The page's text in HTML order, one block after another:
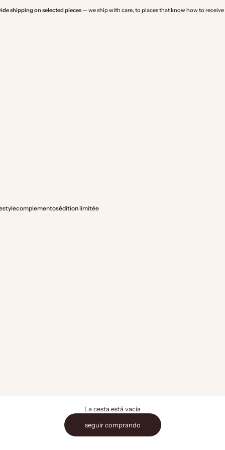
shipping on selected pieces— we ship with care, to places that know how to receive
complementosédition limitée
La cesta está vacía
seguir comprando